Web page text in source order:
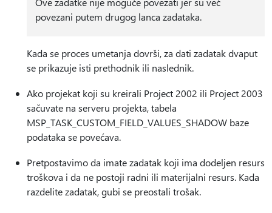
povezani putem drugog lanca zadataka.
Kada se proces umetanja dovrši, za dati zadatak dvaput
se prikazuje isti prethodnik ili naslednik.
Ako projekat koji su kreirali Project 2002 ili Project 2003
sačuvate na serveru projekta, tabela
MSP_TASK_CUSTOM_FIELD_VALUES_SHADOW baze
podataka se povećava.
Pretpostavimo da imate zadatak koji ima dodeljen resurs
troškova i da ne postoji radni ili materijalni resurs. Kada
razdelite zadatak, gubi se preostali trošak.